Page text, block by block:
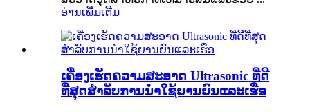
ອ່ານເພີ່ມເຕີມ
ເຄື່ອງເຮັດຄວາມສະອາດ Ultrasonic ທີ່ດີ
ທີ່ສຸດສໍາລັບການນໍາໃຊ້ຍານຍົນແລະເຮືອ